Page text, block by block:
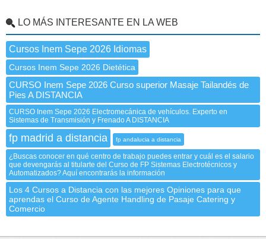
LO MÁS INTERESANTE EN LA WEB
Cursos Inem Sepe 2026 Idiomas
Cursos Inem Sepe 2026 Dietética
CURSO Inem Sepe 2026 Curso superior Masaje Tailandés de
Pies A DISTANCIA
CURSO Inem Sepe 2026 Electromecánica de vehículos. Experto en
Sistemas de Transmisión y Frenado A DISTANCIA
fp madrid a distancia fp andalucia a distancia
¿Buscas conocer en qué centro de trabajo puedes entrar y cuál es el salario
que devengarás al titularte del Curso de FP Sistemas Electrotécnicos y
Automatizados? Aquí encontrarás la información
Los 4 Cursos a Distancia con las mejores Opiniones para que
aprendas el Curso de Agente Handling de Pasaje Catering y
Comercio